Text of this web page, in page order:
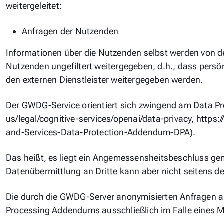
weitergeleitet:
Anfragen der Nutzenden
Informationen über die Nutzenden selbst werden von
Nutzenden ungefiltert weitergegeben, d.h., dass
den externen Dienstleister weitergegeben werden.
Der GWDG-Service orientiert sich zwingend am Data
us/legal/cognitive-services/openai/data-privacy,
and-Services-Data-Protection-Addendum-DPA).
Das heißt, es liegt ein Angemessensheitsbeschluss
Datenübermittlung an Dritte kann aber nicht seitens
Die durch die GWDG-Server anonymisierten
Processing Addendums ausschließlich im Falle eines